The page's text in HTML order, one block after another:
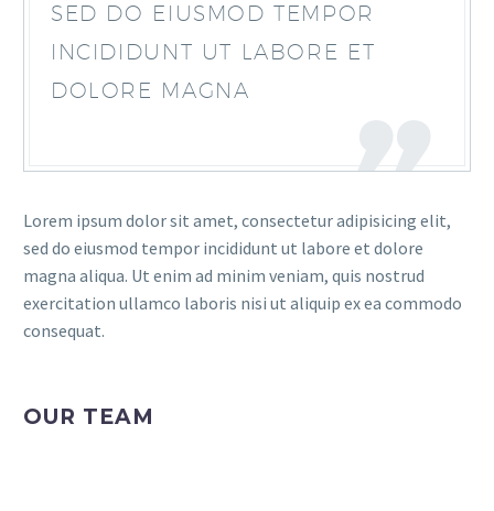
SED DO EIUSMOD TEMPOR
INCIDIDUNT UT LABORE ET
DOLORE MAGNA
Lorem ipsum dolor sit amet, consectetur adipisicing elit,
sed do eiusmod tempor incididunt ut labore et dolore
magna aliqua. Ut enim ad minim veniam, quis nostrud
exercitation ullamco laboris nisi ut aliquip ex ea commodo
consequat.
OUR TEAM